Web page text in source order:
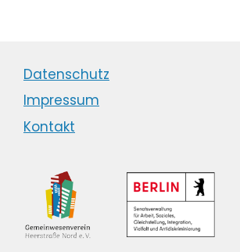
Datenschutz
Impressum
Kontakt